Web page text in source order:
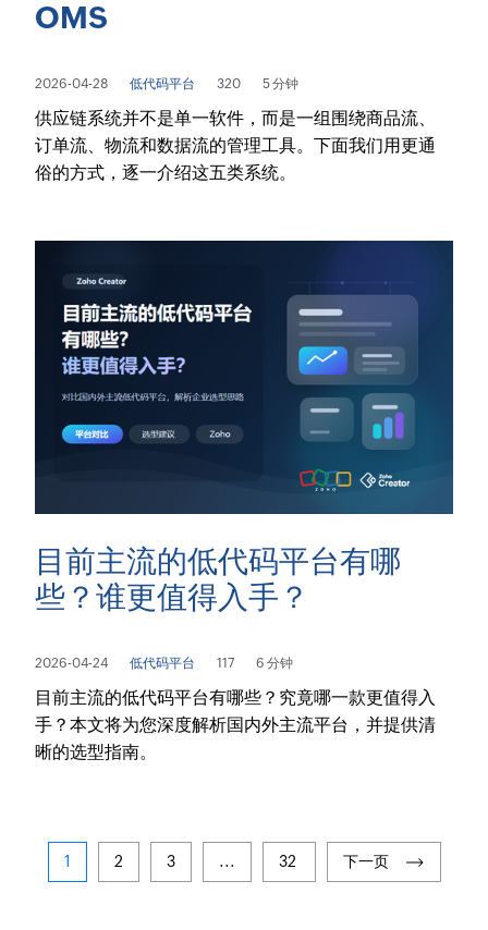
OMS
2026-04-28 低代码平台 320 5 分钟
供应链系统并不是单一软件，而是一组围绕商品流、
订单流、物流和数据流的管理工具。下面我们用更通
俗的方式，逐一介绍这五类系统。
目前主流的低代码平台有哪
些？谁更值得入手？
2026-04-24 低代码平台 117 6 分钟
目前主流的低代码平台有哪些？究竟哪一款更值得入
手？本文将为您深度解析国内外主流平台，并提供清
晰的选型指南。
1 2 3 ... 32 下一页